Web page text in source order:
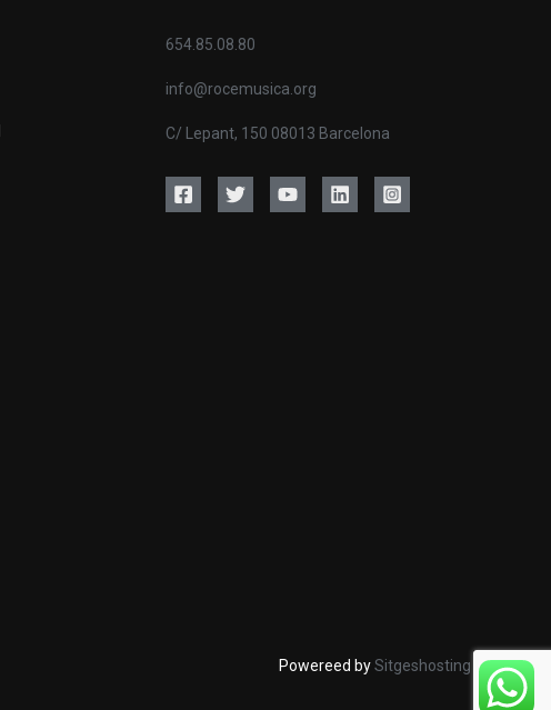
654.85.08.80
info@rocemusica.org
C/ Lepant, 150 08013 Barcelona
Powereed bySitgeshosting